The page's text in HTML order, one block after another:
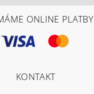
ONLINE PLATBY
KONTAKT